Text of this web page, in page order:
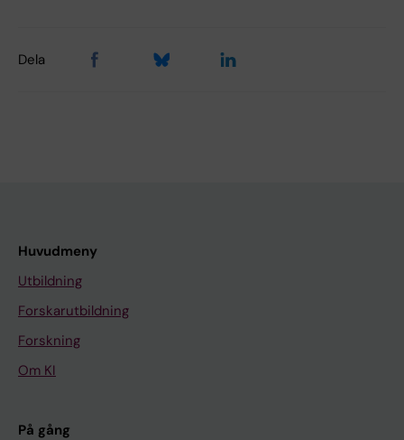
Dela
Huvudmeny
Utbildning
Forskarutbildning
Forskning
Om KI
På gång